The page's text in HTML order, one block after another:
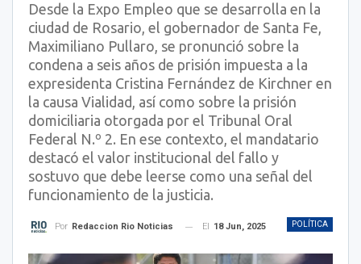
Desde la Expo Empleo que se desarrolla en la
ciudad de Rosario, el gobernador de Santa Fe,
Maximiliano Pullaro, se pronunció sobre la
condena a seis años de prisión impuesta a la
expresidenta Cristina Fernández de Kirchner en
la causa Vialidad, así como sobre la prisión
domiciliaria otorgada por el Tribunal Oral
Federal N.º 2. En ese contexto, el mandatario
destacó el valor institucional del fallo y
sostuvo que debe leerse como una señal del
funcionamiento de la justicia.
POLÍTICA
Por Redaccion Rio Noticias El 18 Jun, 2025